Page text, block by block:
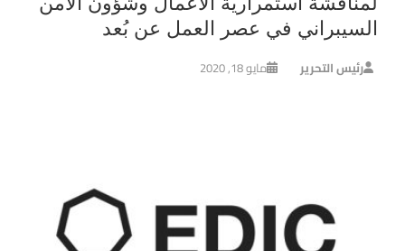
السيبراني في عصر العمل عن بُعد
رئيس التحرير مايو 18, 2020